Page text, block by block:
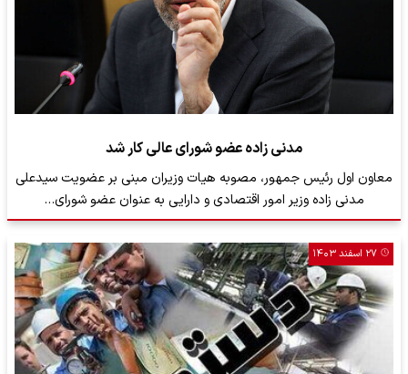
مدنی زاده عضو شورای عالی کار شد
معاون اول رئیس جمهور، مصوبه هیات وزیران مبنی بر عضویت سیدعلی
مدنی زاده وزیر امور اقتصادی و دارایی به عنوان عضو شورای…
۲۷ اسفند ۱۴۰۳